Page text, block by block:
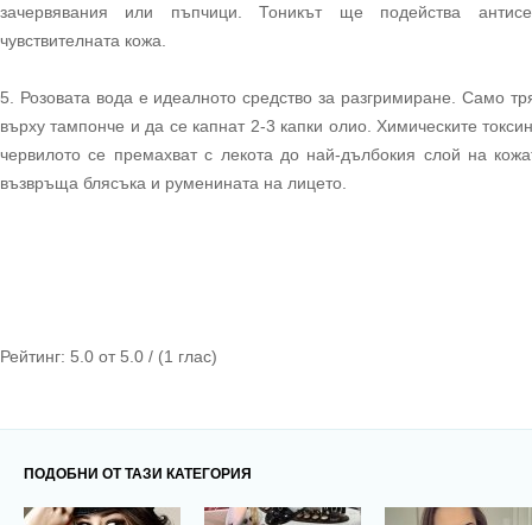
зачервявания или пъпчици. Тоникът ще подейства
чувствителната кожа.
5. Розовата вода е идеалното средство за разгримиране. Само
върху тампонче и да се капнат 2-3 капки олио. Химическите
червилото се премахват с лекота до най-дълбокия слой на
възвръща блясъка и руменината на лицето.
Рейтинг: 5.0 от 5.0 / (1 глас)
ПОДОБНИ ОТ ТАЗИ КАТЕГОРИЯ